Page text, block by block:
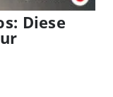
Diese